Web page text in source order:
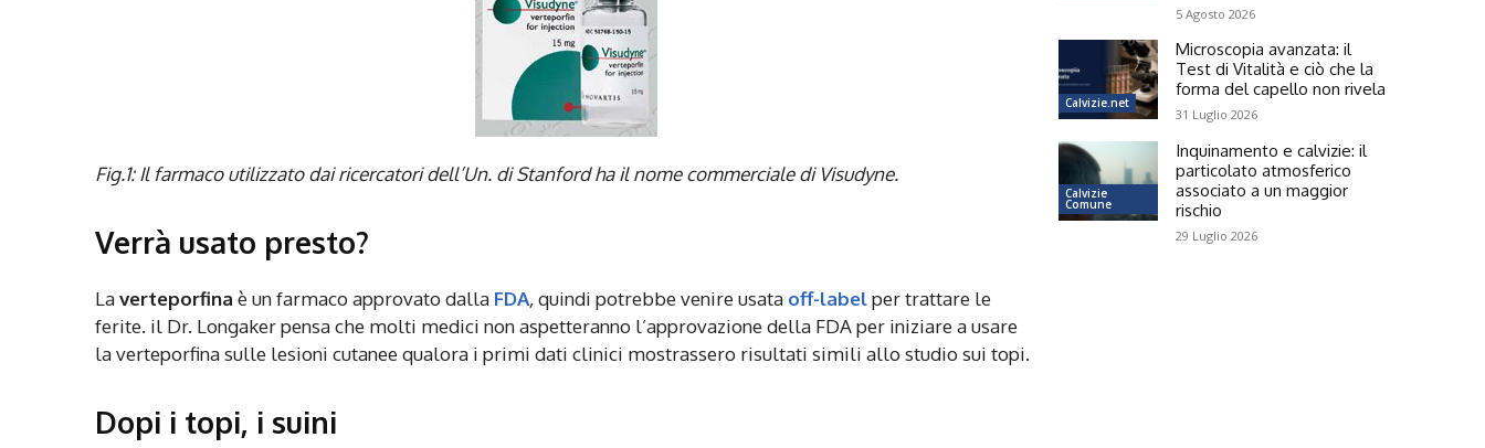
Fig.1: Il farmaco utilizzato dai ricercatori dell’Un. di Stanford ha il nome commerciale di Visudyne.
Verrà usato presto?
Laverteporfina è un farmaco approvato dalla FDA,quindi potrebbe venire usata off-labelper trattare le
ferite. il Dr. Longaker pensa che molti medici non aspetteranno l’approvazione della FDA per iniziare a usare
la verteporfina sulle lesioni cutanee qualora i primi dati clinici mostrassero risultati simili allo studio sui topi.
Dopi i topi, i suini
5 Agosto 2026
Calvizie.net
Microscopia avanzata: il
Test di Vitalità e ciò che la
forma del capello non rivela
31 Luglio 2026
Calvizie
Comune
Inquinamento e calvizie: il
particolato atmosferico
associato a un maggior
rischio
29 Luglio 2026